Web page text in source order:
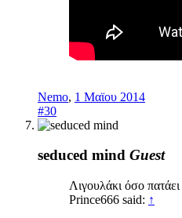
Nemo, 1 Μαϊου 2014
#30
seduced mind Guest
Λιγουλάκι όσο
Prince666 said: ↑